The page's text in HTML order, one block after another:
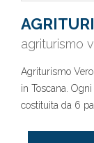
agriturismo
Agriturismo
in Toscana.
costituita da 6